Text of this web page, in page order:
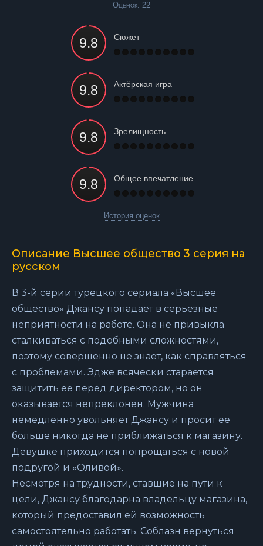
Оценок: 22
Сюжет
Актёрская игра
Зрелищность
Общее впечатление
История оценок
Описание Высшее общество 3 серия на
русском
В 3-й серии турецкого сериала «Высшее
общество» Джансу попадает в серьезные
неприятности на работе. Она не привыкла
сталкиваться с подобными сложностями,
поэтому совершенно не знает, как справляться
с проблемами. Эдже всячески старается
защитить ее перед директором, но он
оказывается непреклонен. Мужчина
немедленно увольняет Джансу и просит ее
больше никогда не приближаться к магазину.
Девушке приходится попрощаться с новой
подругой и «Оливой».
Несмотря на трудности, ставшие на пути к
цели, Джансу благодарна владельцу магазина,
который предоставил ей возможность
самостоятельно работать. Соблазн вернуться